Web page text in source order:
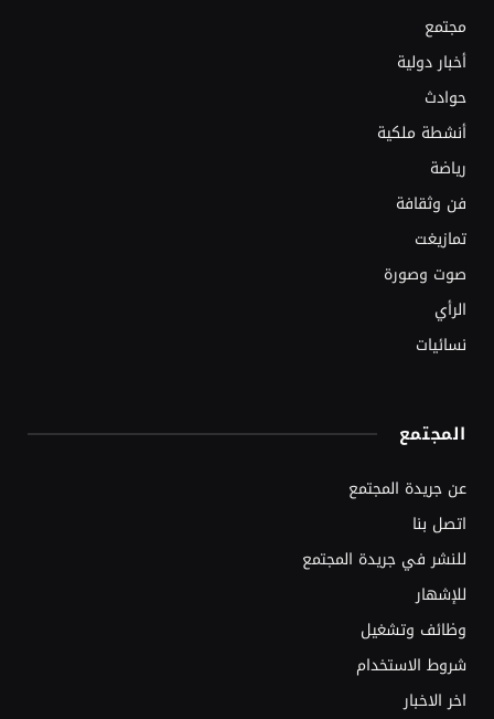
مجتمع
أخبار دولية
حوادث
أنشطة ملكية
رياضة
فن وثقافة
تمازيغت
صوت وصورة
الرأي
نسائيات
المجتمع
عن جريدة المجتمع
اتصل بنا
للنشر في جريدة المجتمع
للإشهار
وظائف وتشغيل
شروط الاستخدام
اخر الاخبار